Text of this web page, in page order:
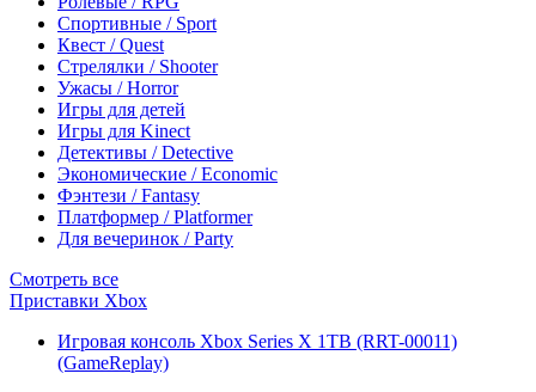
Спортивные / Sport
Квест / Quest
Стрелялки / Shooter
Ужасы / Horror
Игры для детей
Игры для Kinect
Детективы / Detective
Экономические / Economic
Фэнтези / Fantasy
Платформер / Platformer
Для вечеринок / Party
Смотреть все
Приставки Xbox
Игровая консоль Xbox Series X 1TB (RRT-00011)
(GameReplay)